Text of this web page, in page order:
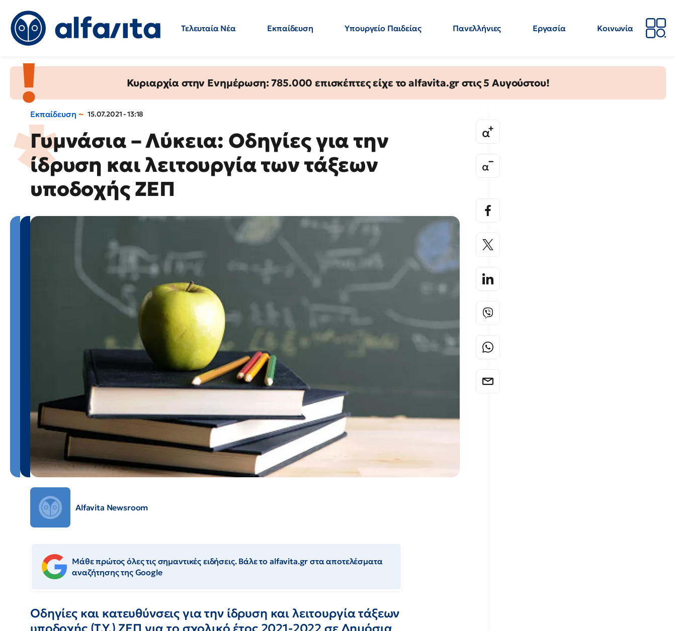
Τελευταία Νέα Εκπαίδευση Υπουργείο Παιδείας Πανελλήνιες Εργασία
Κοινωνία
Κυριαρχία στην Ενημέρωση: 785.000 επισκέπτες είχε το alfavita.gr στις 5 Αυγούστου!
Εκπαίδευση 15.07.2021 - 13:18
Γυμνάσια – Λύκεια: Οδηγίες για την
ίδρυση και λειτουργία των τάξεων
υποδοχής ΖΕΠ
Alfavita Newsroom
Μάθε πρώτος όλες τις σημαντικές ειδήσεις. Βάλε το alfavita.gr στα αποτελέσματα
αναζήτησης της Google
Οδηγίες και κατευθύνσεις για την ίδρυση και λειτουργία τάξεων